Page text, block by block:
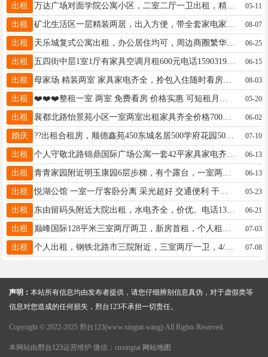
出租 万达广场对面学院公寓小区，二室二厅一卫出租，精装修，看房电话15131984000 05-11
出租 08-07
出租 天乐城复式公寓出租，办公居住均可，周边商圈繁华，位置好出行方便，有意私聊18731911119 06-25
出租 五四街中层1室1厅有家具空调月租600元电话15903195154 06-15
出租 母家场 精装两室 家具家电齐全，拎包入住随时看房！19931988998 08-03
出租 05-20
出租 襄都北路怡景苑小区一室两室出租家具齐全价格700电话17733908095 13703193026 06-02
婚庆 ??出租合租房，顺德鑫苑450东城名居500学府花园500包物业费 18733934521拎包入住 07-10
出租 06-13
出租 06-13
出租 悦湖公馆 一室一厅客卧分离 采光超好 交通便利 干净整洁 可压一付一 电话18632994742 05-23
出租 东由留码头附近大院出租，水电齐全，价优。电话13231973228 06-21
出租 07-03
出租 个人出租，钢铁北路市三院附近，三室两厅一卫，4/6，双气，全套家具家电，地上小房，租金850元，15833625881 07-08
声明： 本站所有信息均由发布者提供，请您仔细辨别信息真伪，对于虚假类等
信息对您造成的任何损失，邢台123不承担一切责任。
Copyright © 2022-2025 邢台123(www.xingtai.wang) All Rights Reserved.
本网站由邢台123运营维护 微信：cnxingtai 网站地图